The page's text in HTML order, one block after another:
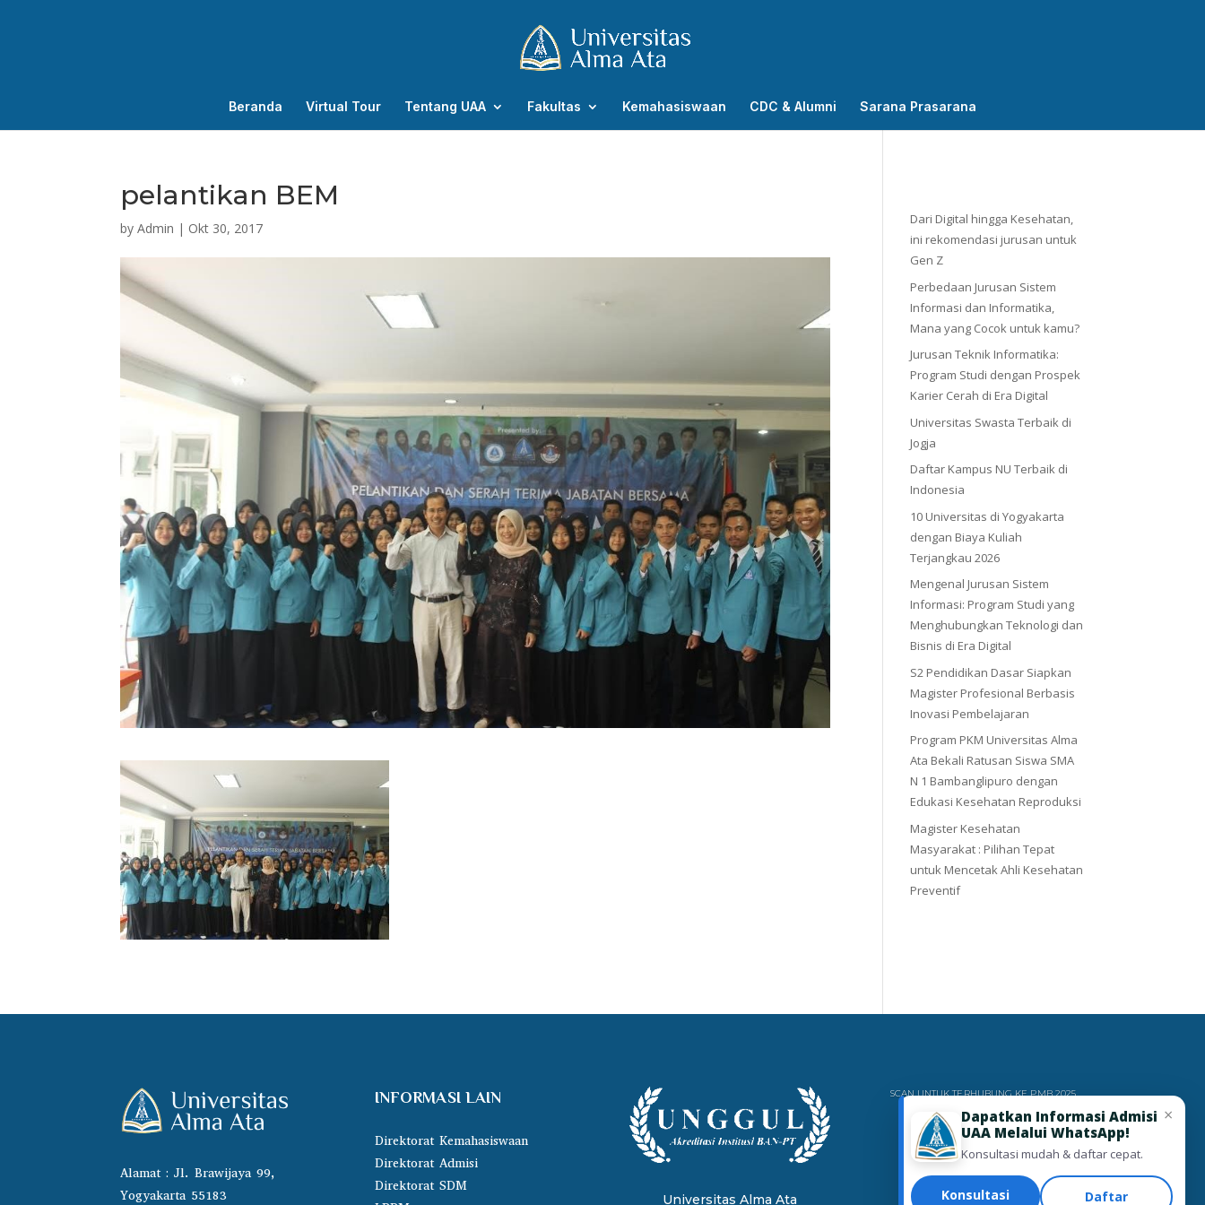
Beranda Virtual Tour Tentang UAA Fakultas Kemahasiswaan CDC & Alumni Sarana Prasarana
pelantikan BEM
byAdmin | Okt 30, 2017
Dari Digital hingga Kesehatan,
ini rekomendasi jurusan untuk
Gen Z
Perbedaan Jurusan Sistem
Informasi dan Informatika,
Mana yang Cocok untuk kamu?
Jurusan Teknik Informatika:
Program Studi dengan Prospek
Karier Cerah di Era Digital
Universitas Swasta Terbaik di
Jogja
Daftar Kampus NU Terbaik di
Indonesia
10 Universitas di Yogyakarta
dengan Biaya Kuliah
Terjangkau 2026
Mengenal Jurusan Sistem
Informasi: Program Studi yang
Menghubungkan Teknologi dan
Bisnis di Era Digital
S2 Pendidikan Dasar Siapkan
Magister Profesional Berbasis
Inovasi Pembelajaran
Program PKM Universitas Alma
Ata Bekali Ratusan Siswa SMA
N 1 Bambanglipuro dengan
Edukasi Kesehatan Reproduksi
Magister Kesehatan
Masyarakat : Pilihan Tepat
untuk Mencetak Ahli Kesehatan
Preventif
Alamat : Jl. Brawijaya 99,
Yogyakarta 55183
INFORMASI LAIN
Direktorat Kemahasiswaan
Direktorat Admisi
Direktorat SDM
Universitas Alma Ata
SCAN UNTUK TERHUBUNG KE PMB 2025
×
Dapatkan Informasi Admisi
UAA Melalui WhatsApp!
Konsultasi mudah & daftar cepat.
Konsultasi Daftar